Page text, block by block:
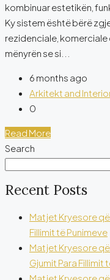
kombinuar estetikën,
Ky sistem është bërë
rezidenciale,
mënyrën se si...
6 months ago
Arkitekt and
0
Read More
Search
Recent Posts
Matjet Kryesore
Fillimit të Punimeve
Matjet Kryesore
Gjumit Para Fillimit